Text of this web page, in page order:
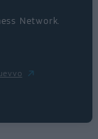
Network.